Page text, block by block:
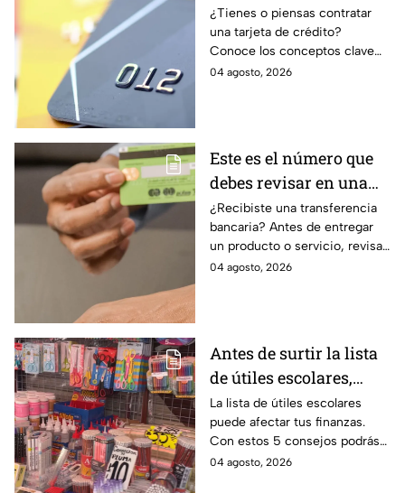
debes entender para
evitar deudas
¿Tienes o piensas contratar
una tarjeta de crédito?
Conoce los conceptos clave
como CAT, fecha de corte,
04 agosto, 2026
Este es el número que
debes revisar en una
transferencia bancaria
para evitar fraudes
¿Recibiste una transferencia
bancaria? Antes de entregar
un producto o servicio, revisa
este número clave para
04 agosto, 2026
Antes de surtir la lista
de útiles escolares,
sigue estos 5 consejos
que pueden ahorrar
miles de pesos
La lista de útiles escolares
puede afectar tus finanzas.
Con estos 5 consejos podrás
organizar tus compras, ahorrar
04 agosto, 2026